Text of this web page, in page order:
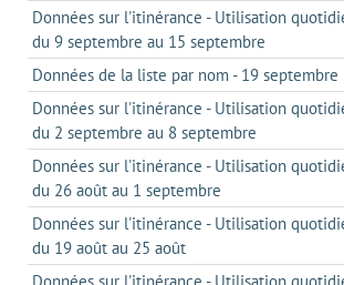
Données sur l'itinérance - Utilisation
du 9 septembre au 15 septembre
Données de la liste par nom - 19 septembre
Données sur l'itinérance - Utilisation
du 2 septembre au 8 septembre
Données sur l'itinérance - Utilisation
du 26 août au 1 septembre
Données sur l'itinérance - Utilisation
du 19 août au 25 août
Données sur l'itinérance - Utilisation